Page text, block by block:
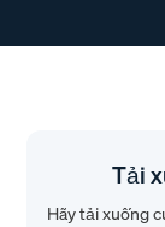
Tải
Hãy tải xuống